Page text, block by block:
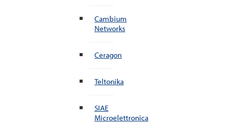
Cambium
Networks
Ceragon
Teltonika
SIAE
Microelettronica